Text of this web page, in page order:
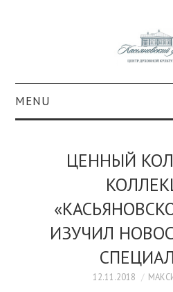
MENU
КОЛЛЕКЦИИ
#КАСДОМ
КУЛЬТУРА
ОБРАЗОВАНИЕ
ЦЕННЫЙ
ИЗУЧИЛ
12.11.2018